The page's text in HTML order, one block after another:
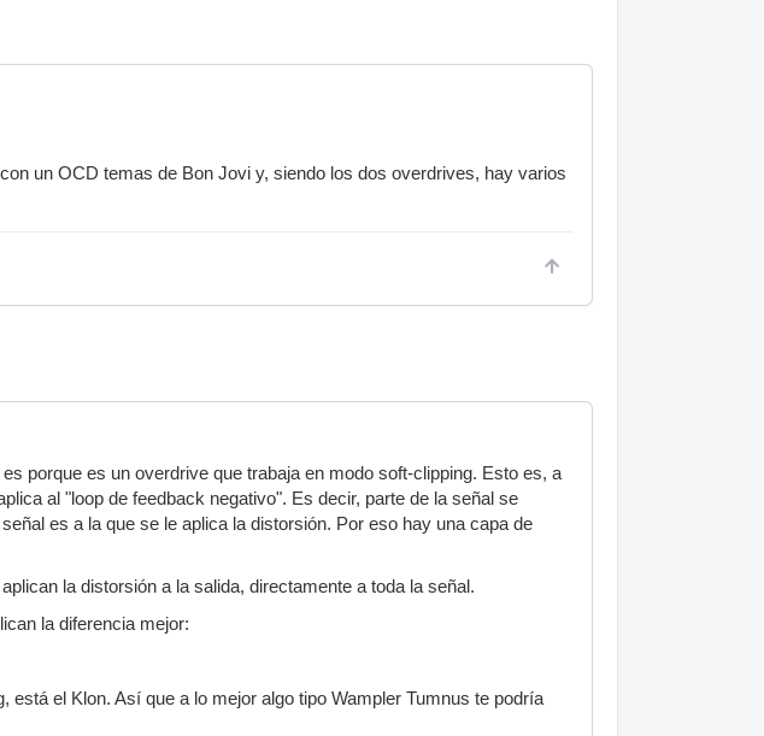
un OCD temas de Bon Jovi y, siendo los dos overdrives, hay varios
porque es un overdrive que trabaja en modo soft-clipping. Esto es, a
al "loop de feedback negativo". Es decir, parte de la señal se
es a la que se le aplica la distorsión. Por eso hay una capa de
la distorsión a la salida, directamente a toda la señal.
la diferencia mejor:
el Klon. Así que a lo mejor algo tipo Wampler Tumnus te podría